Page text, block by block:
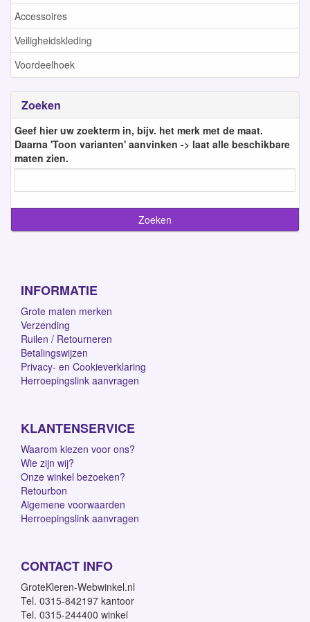
Accessoires
Veiligheidskleding
Voordeelhoek
Zoeken
Geef hier uw zoekterm in, bijv. het merk met de maat.
Daarna 'Toon varianten' aanvinken -> laat alle beschikbare
maten zien.
INFORMATIE
Grote maten merken
Verzending
Ruilen / Retourneren
Betalingswijzen
Privacy- en Cookieverklaring
Herroepingslink aanvragen
KLANTENSERVICE
Waarom kiezen voor ons?
Wie zijn wij?
Onze winkel bezoeken?
Retourbon
Algemene voorwaarden
Herroepingslink aanvragen
CONTACT INFO
GroteKleren-Webwinkel.nl
Tel. 0315-842197 kantoor
Tel. 0315-244400 winkel